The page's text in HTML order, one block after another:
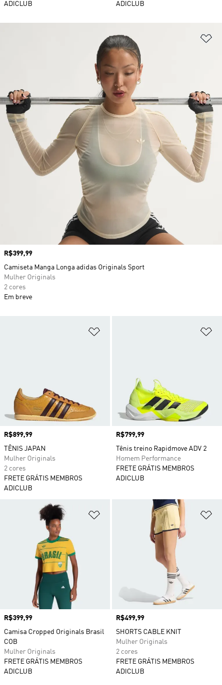
ADICLUB
ADICLUB
Preço
R$899,99
TÊNIS JAPAN
Mulher Originals
2 cores
FRETE GRÁTIS MEMBROS
ADICLUB
Preço
R$799,99
Tênis treino Rapidmove ADV 2
Homem Performance
FRETE GRÁTIS MEMBROS
ADICLUB
Adicionar à Lista de Desejos
Preço
R$399,99
Camisa Cropped Originals Brasil
COB
Mulher Originals
FRETE GRÁTIS MEMBROS
ADICLUB
Preço
R$499,99
SHORTS CABLE KNIT
Mulher Originals
2 cores
FRETE GRÁTIS MEMBROS
ADICLUB
Preço
R$399,99
Camiseta Manga Longa adidas Originals Sport
Mulher Originals
2 cores
Em breve